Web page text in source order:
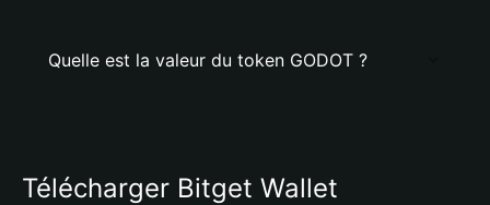
Quelle est la valeur du token GODOT ?
Télécharger Bitget Wallet